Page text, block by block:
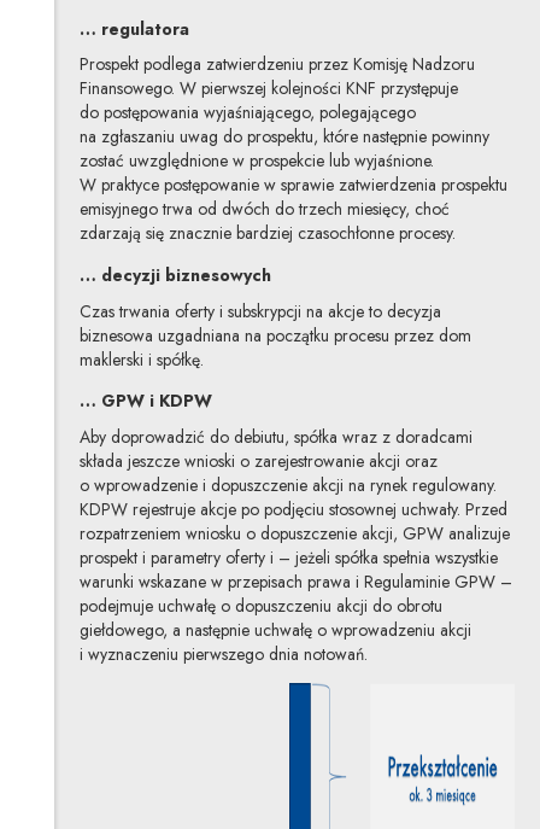
… regulatora
Prospekt podlega zatwierdzeniu przez Komisję Nadzoru
Finansowego. W pierwszej kolejności KNF przystępuje
do postępowania wyjaśniającego, polegającego
na zgłaszaniu uwag do prospektu, które następnie powinny
zostać uwzględnione w prospekcie lub wyjaśnione.
W praktyce postępowanie w sprawie zatwierdzenia prospektu
emisyjnego trwa od dwóch do trzech miesięcy, choć
zdarzają się znacznie bardziej czasochłonne procesy.
… decyzji biznesowych
Czas trwania oferty i subskrypcji na akcje to decyzja
biznesowa uzgadniana na początku procesu przez dom
maklerski i spółkę.
… GPW i KDPW
Aby doprowadzić do debiutu, spółka wraz z doradcami
składa jeszcze wnioski o zarejestrowanie akcji oraz
o wprowadzenie i dopuszczenie akcji na rynek regulowany.
KDPW rejestruje akcje po podjęciu stosownej uchwały. Przed
rozpatrzeniem wniosku o dopuszczenie akcji, GPW analizuje
prospekt i parametry oferty i – jeżeli spółka spełnia wszystkie
warunki wskazane w przepisach prawa i Regulaminie GPW –
podejmuje uchwałę o dopuszczeniu akcji do obrotu
giełdowego, a następnie uchwałę o wprowadzeniu akcji
i wyznaczeniu pierwszego dnia notowań.